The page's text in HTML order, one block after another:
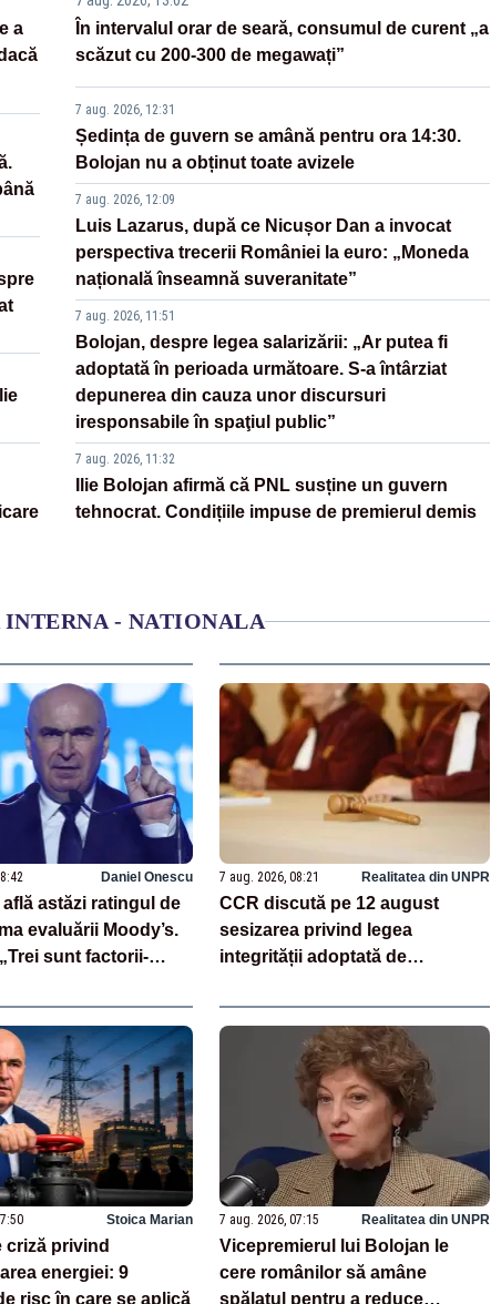
a
În intervalul orar de seară, consumul de curent „a
scăzut cu 200-300 de megawați”
7 aug. 2026, 12:31
Ședința de guvern se amână pentru ora 14:30.
Bolojan nu a obținut toate avizele
7 aug. 2026, 12:09
Luis Lazarus, după ce Nicușor Dan a invocat
perspectiva trecerii României la euro: „Moneda
națională înseamnă suveranitate”
7 aug. 2026, 11:51
Bolojan, despre legea salarizării: „Ar putea fi
adoptată în perioada următoare. S-a întârziat
depunerea din cauza unor discursuri
iresponsabile în spaţiul public”
7 aug. 2026, 11:32
Ilie Bolojan afirmă că PNL susține un guvern
tehnocrat. Condițiile impuse de premierul demis
- NATIONALA
Daniel Onescu
află astăzi ratingul de
evaluării Moody’s.
sunt factorii-
7 aug. 2026, 08:21 Realitatea din UNPR
CCR discută pe 12 august
sesizarea privind legea
integrității adoptată de
Stoica Marian
criză privind
energiei: 9
risc în care se aplică
7 aug. 2026, 07:15 Realitatea din UNPR
Vicepremierul lui Bolojan le
cere românilor să amâne
spălatul pentru a reduce